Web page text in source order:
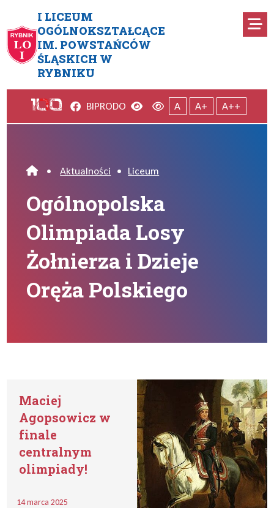
I LICEUM
OGÓLNOKSZTAŁCĄCE
IM. POWSTAŃCÓW
ŚLĄSKICH W
RYBNIKU
Ogólnopolska Olimpiada
Facebook
BIPRODO Wersja kontrastowa
Wersja domyślna
A A+ A++
Home
• Aktualności • Liceum
Ogólnopolska
Olimpiada Losy
Żołnierza i Dzieje
Oręża Polskiego
Maciej
Agopsowicz w
finale
centralnym
olimpiady!
14 marca 2025